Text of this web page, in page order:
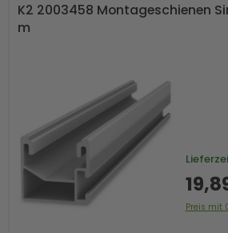
K2 2003458 Montageschienen
m
Preis mit